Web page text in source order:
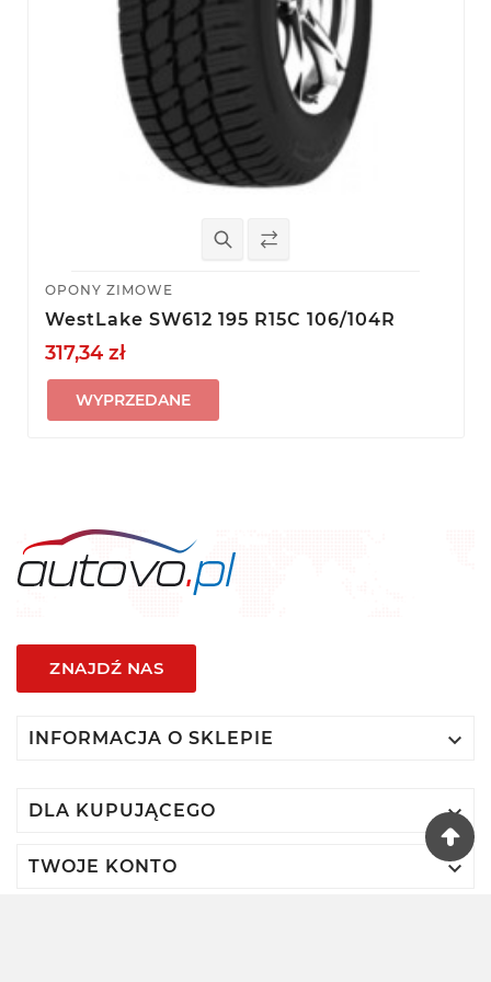
OPONY ZIMOWE
WestLake SW612 195 R15C 106/104R
317,34 zł
WYPRZEDANE
ZNAJDŹ NAS
INFORMACJA O SKLEPIE 
DLA KUPUJĄCEGO 
TWOJE KONTO 